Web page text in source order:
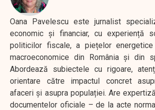
Oana Pavelescu este jurnalist
economic și financiar, cu experiență
politicilor fiscale, a piețelor
macroeconomice din România și din
Abordează subiectele cu rigoare,
orientare către impactul concret
afaceri și asupra populației. Are
documentelor oficiale – de la acte